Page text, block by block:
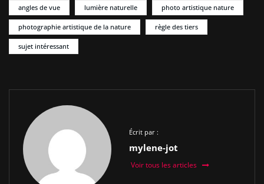
angles de vue lumière naturelle photo artistique nature
photographie artistique de la nature règle des tiers
sujet intéressant
Écrit par :
mylene-jot
Voir tous les articles